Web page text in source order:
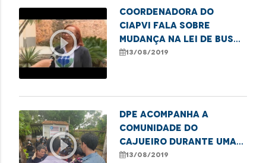
play_circle_outline
Coordenadora do
CIAPVI fala sobre
mudança na Lei de busca
de idosos
13/08/2019
play_circle_outline
DPE acompanha a
comunidade do
Cajueiro durante uma
ação de reintegração
13/08/2019